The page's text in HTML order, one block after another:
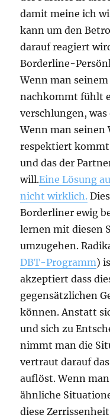
damit meine ich
kann um den
darauf reagiert
Borderline-
Wenn man
nachkommt fühlt
verschlungen,
Wenn man seinen
respektiert kommt
und das der
will.Eine Lösung
nicht wirklich.
Borderliner ewig
lernen mit diesen
umzugehen.
DBT-Programm)
akzeptiert dass
gegensätzlichen
können. Anstatt
und sich zu
nimmt man die
vertraut darauf
auflöst. Wenn
ähnliche
diese